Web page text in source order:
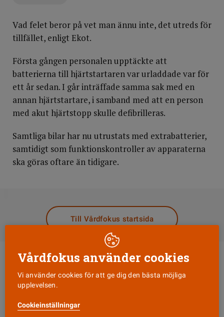
Vad felet beror på vet man ännu inte, det utreds för
tillfället, enligt Ekot.
Första gången personalen upptäckte att
batterierna till hjärtstartaren var urladdade var för
ett år sedan. I går inträffade samma sak med en
annan hjärtstartare, i samband med att en person
med akut hjärtstopp skulle defibrilleras.
Samtliga bilar har nu utrustats med extrabatterier,
samtidigt som funktionskontroller av apparaterna
ska göras oftare än tidigare.
Till Vårdfokus startsida
Läs senaste numret
Vårdfokus använder cookies
Vi använder cookies för att ge dig den bästa möjliga
upplevelsen.
Cookieinställningar